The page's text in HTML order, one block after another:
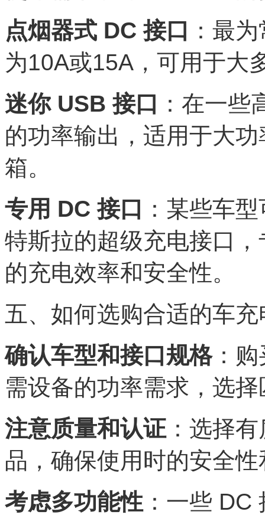
点烟器式 DC 接口
：最
为10A或15A，可用于大
迷你 USB 接口
：在一
的功率输出，适用于大
箱。
专用 DC 接口
：某些车
特斯拉的超级充电接口
的充电效率和安全性。
五、如何选购合适的车
确认车型和接口规格：购
需设备的功率需求，选
注意质量和认证：选择
品，确保使用时的安全
考虑多功能性 ：一些